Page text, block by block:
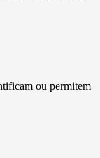
ou permitem